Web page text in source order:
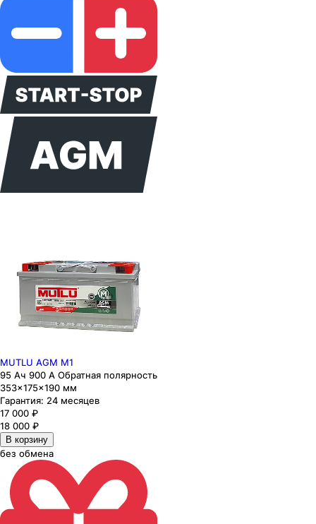
MUTLU AGM M1
95 Ач 900 А Обратная полярность
353×175×190 мм
Гарантия: 24 месяцев
17 000 ₽
18 000 ₽
В корзину
без обмена